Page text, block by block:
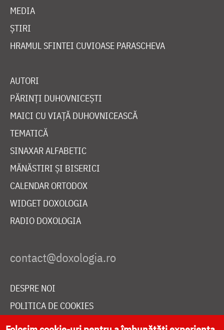
MEDIA
ȘTIRI
HRAMUL SFINTEI CUVIOASE PARASCHEVA
AUTORI
PĂRINȚI DUHOVNICEȘTI
MAICI CU VIAȚĂ DUHOVNICEASCĂ
TEMATICĂ
SINAXAR ALFABETIC
MĂNĂSTIRI ȘI BISERICI
CALENDAR ORTODOX
WIDGET DOXOLOGIA
RADIO DOXOLOGIA
DESPRE NOI
POLITICA DE COOKIES
DONEAZĂ ONLINE PENTRU CATEDRALA NAȚIONALĂ